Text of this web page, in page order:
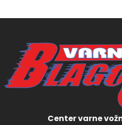
Center varne